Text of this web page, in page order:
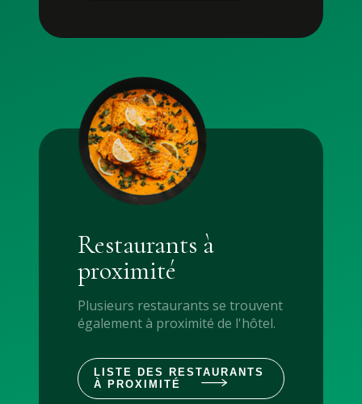
Restaurants à
proximité
Plusieurs restaurants se trouvent
également à proximité de l'hôtel.
LISTE DES RESTAURANTS
À PROXIMITÉ